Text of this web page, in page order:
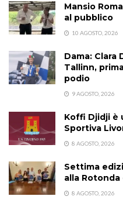
Mansio
al pubblico
10 AGOSTO, 2026
Dama: Clara
Tallinn,
podio
9 AGOSTO, 2026
Koffi Djidji è
Sportiva
8 AGOSTO, 2026
Settima
alla
8 AGOSTO, 2026